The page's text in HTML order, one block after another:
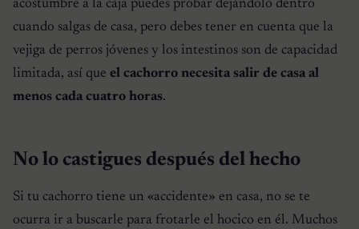
acostumbre a la caja puedes probar dejándolo dentro
cuando salgas de casa, pero debes tener en cuenta que la
vejiga de perros jóvenes y los intestinos son de capacidad
limitada, así que el cachorro necesita salir de casa al
menos cada cuatro horas.
No lo castigues después del hecho
Si tu cachorro tiene un «accidente» en casa, no se te
ocurra ir a buscarle para frotarle el hocico en él. Muchos